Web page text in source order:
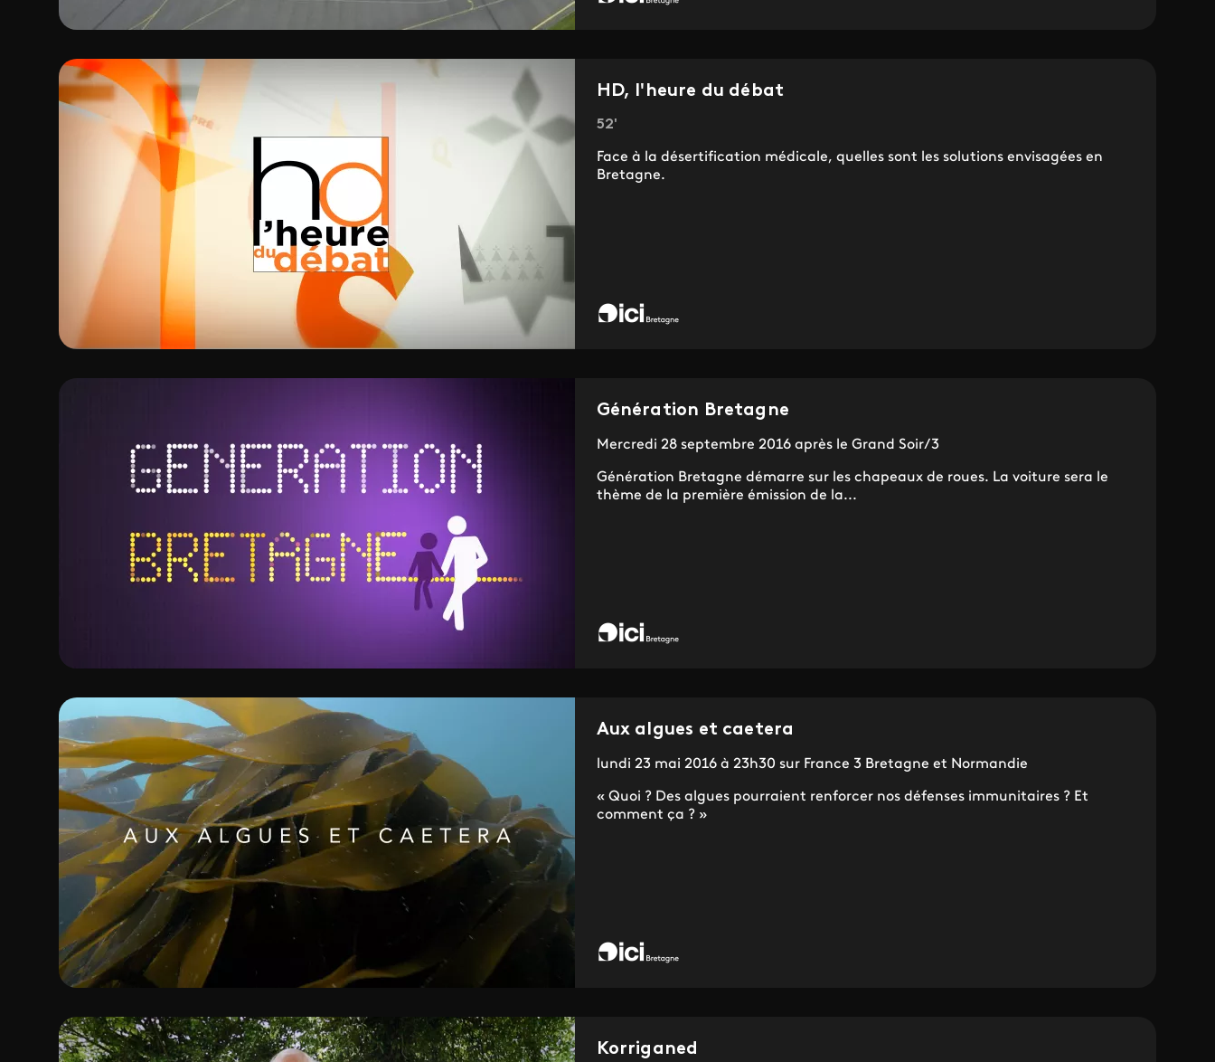
HD, l'heure du débat
52'
Face à la désertification médicale, quelles sont les solutions envisagées en
Bretagne.
Génération Bretagne
Mercredi 28 septembre 2016 après le Grand Soir/3
Génération Bretagne démarre sur les chapeaux de roues. La voiture sera le
thème de la première émission de la...
Aux algues et caetera
lundi 23 mai 2016 à 23h30 sur France 3 Bretagne et Normandie
« Quoi ? Des algues pourraient renforcer nos défenses immunitaires ? Et
comment ça ? »
Korriganed